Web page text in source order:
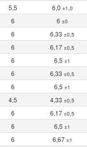
5,5 6,0 ±1,0
6 6 ±0
6 6,33 ±0,5
6 6,17 ±0,5
6 6,5 ±1
6 6,33 ±0,5
6 6,5 ±1
4,5 4,33 ±0,5
6 6,17 ±0,5
6 6,5 ±1
6 6,67 ±1